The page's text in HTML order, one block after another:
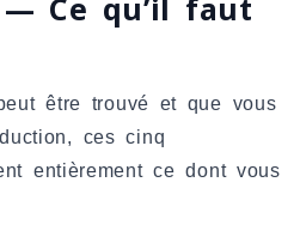
Ce qu’il faut
être trouvé et que vous
ces cinq
entièrement ce dont vous